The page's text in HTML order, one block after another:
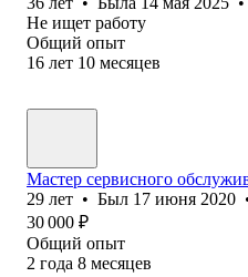
Не ищет работу
Общий опыт
16 лет 10 месяцев
Мастер сервисного
29 лет • Был 17 июня 2020
30 000 ₽
Общий опыт
2 года 8 месяцев